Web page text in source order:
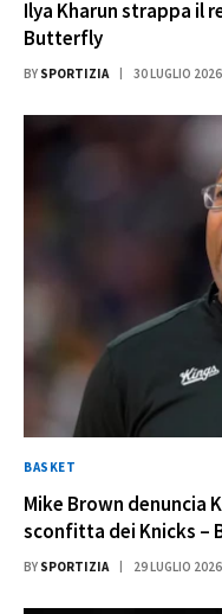
Ilya Kharun strappa il
Butterfly
BY SPORTIZIA 30 LUGLIO 2026
BASKET
Mike Brown denuncia
sconfitta dei Knicks –
BY SPORTIZIA 29 LUGLIO 2026